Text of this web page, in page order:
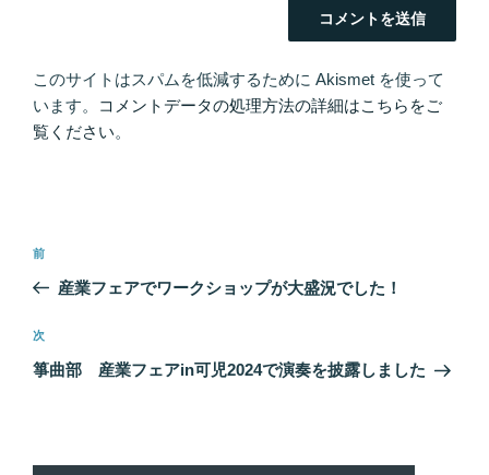
このサイトはスパムを低減するために Akismet を使って
います。
コメントデータの処理方法の詳細はこちらをご
覧ください。
投
ビ
ゲ
前
の
稿
前
産業フェアでワークショップが大盛況でした！
次
の
次
箏曲部 産業フェアin可児2024で演奏を披露しました